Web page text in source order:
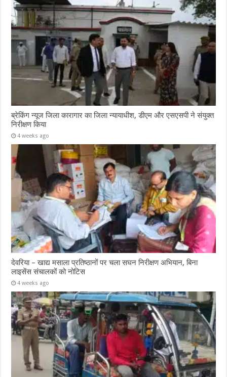
ब्रेकिंग न्यूज जिला कारागार का जिला न्यायाधीश, डीएम और एसएसपी ने संयुक्त
निरीक्षण किया
4 weeks ago
देवरिया – खाद्य मसाला प्रतिष्ठानों पर चला सघन निरीक्षण अभियान, बिना
लाइसेंस संचालकों को नोटिस
4 weeks ago